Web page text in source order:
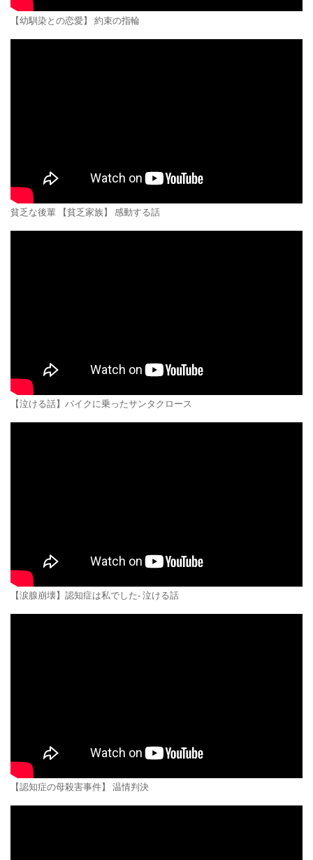
【幼馴染との恋愛】 約束の指輪
貧乏な後輩 【貧乏家族】 感動する話
【泣ける話】バイクに乗ったサンタクロース
【涙腺崩壊】認知症は私でした- 泣ける話
【認知症の母殺害事件】 温情判決